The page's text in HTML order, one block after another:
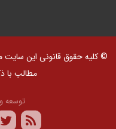
© کلیه حقوق قانونی این سایت
مطالب با
توسعه